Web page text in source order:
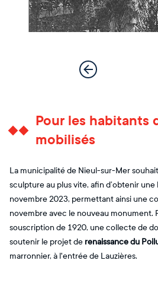
Pour les habitants
mobilisés
La municipalité de Nieul-sur-Mer
sculpture au plus vite, afin d’obtenir
novembre 2023, permettant ainsi une
novembre avec le nouveau monument.
souscription de 1920, une collecte de
soutenir le projet de renaissance du
marronnier, à l'entrée de Lauzières.